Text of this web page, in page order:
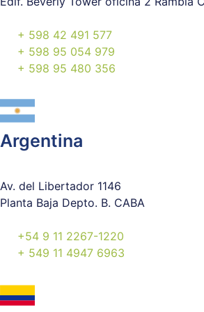
+ 598 42 491 577
+ 598 95 054 979
+ 598 95 480 356
Argentina
Av. del Libertador 1146
Planta Baja Depto. B. CABA
+54 9 11 2267-1220
+ 549 11 4947 6963